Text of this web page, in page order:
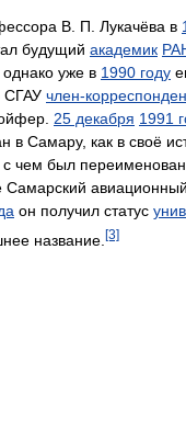
В. П. Лукачёва в
будущий академик
уже в 1990 году
СГАУ член-
25 декабря 1991
в Самару, как в своё
с чем был
Самарский
он получил статус
название. [3]